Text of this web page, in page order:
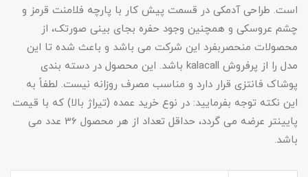
است. طراحی آدمکی در قسمت پیش کار با پارچه فلامنت قرمز و
چشم عروسکی و همچنین وجود حفره بجای بینی صورتک، از
محصولات منحصربفرد این شرکت می باشد و باعث شده تا این
مدل را از پرفروش kalacall باشد. این محصول در دسته بندی
پوشاک فانتزی قرار دارد و مناسب مصرف روزانه نیست. لطفاً به
این نکته توجه بفرمایید: در نوع خرید عمده (تیراژ بالا) که با قیمت
پایینتر عرضه می گردد، حداقل تعداد از هر محصول 36 عدد می
باشد.